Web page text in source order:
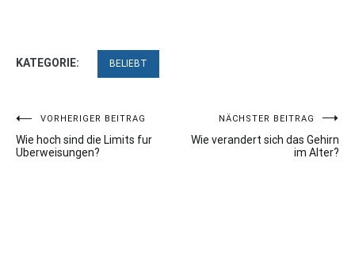
KATEGORIE: BELIEBT
Beitragsnavigation
VORHERIGER BEITRAG
Wie hoch sind die Limits fur
Uberweisungen?
NÄCHSTER BEITRAG
Wie verandert sich das Gehirn
im Alter?